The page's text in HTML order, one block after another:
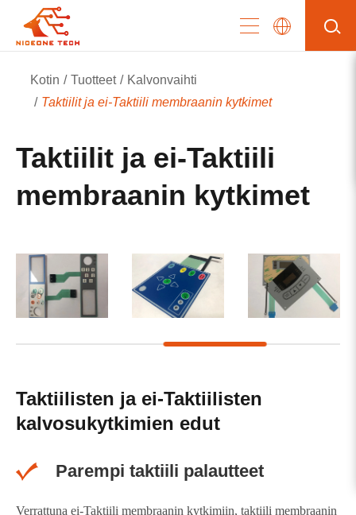
Kotin Tuotteet
Kalvonvaihti
Taktiilit ja ei-Taktiili membraanin kytkimet
Taktiilit ja ei-Taktiili
membraanin kytkimet
Taktiilisten ja ei-Taktiilisten
kalvosukytkimien edut
Parempi taktiili palautteet
Verrattuna ei-Taktiili membraanin kytkimiin, taktiili membraanin